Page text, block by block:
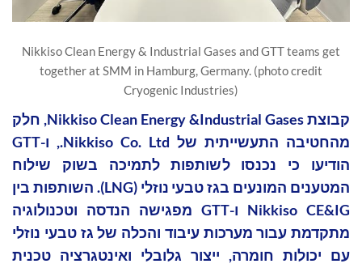
Nikkiso Clean Energy & Industrial Gases and GTT teams get
together at SMM in Hamburg, Germany. (photo credit
Cryogenic Industries)
קבוצת Nikkiso Clean Energy &Industrial Gases, חלק
מהחטיבה התעשייתית של Nikkiso Co. Ltd., ו-GTT
הודיעו כי נכנסו לשותפות לתמיכה בשוק שילוח
המטענים המונעים בגז טבעי נוזלי (LNG). השותפות בין
Nikkiso CE&IG ו-GTT מפגישה הנדסה וטכנולוגיה
מתקדמת עבור מערכות עיבוד והכלה של גז טבעי נוזלי
עם יכולות חומרה, ייצור גלובלי ואינטגרציה טכנית